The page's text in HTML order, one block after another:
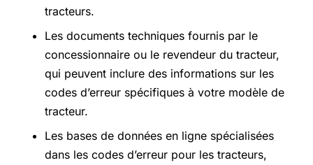
tracteurs.
Les documents techniques fournis par le
concessionnaire ou le revendeur du tracteur,
qui peuvent inclure des informations sur les
codes d’erreur spécifiques à votre modèle de
tracteur.
Les bases de données en ligne spécialisées
dans les codes d’erreur pour les tracteurs,